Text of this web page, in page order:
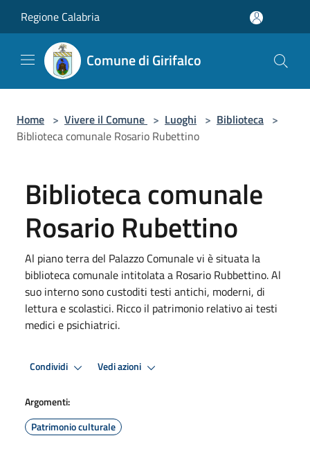
Regione Calabria
Comune di Girifalco
Home > Vivere il Comune > Luoghi > Biblioteca >
Biblioteca comunale Rosario Rubettino
Biblioteca comunale
Rosario Rubettino
Al piano terra del Palazzo Comunale vi è situata la
biblioteca comunale intitolata a Rosario Rubbettino. Al
suo interno sono custoditi testi antichi, moderni, di
lettura e scolastici. Ricco il patrimonio relativo ai testi
medici e psichiatrici.
Condividi Vedi azioni
Argomenti:
Patrimonio culturale